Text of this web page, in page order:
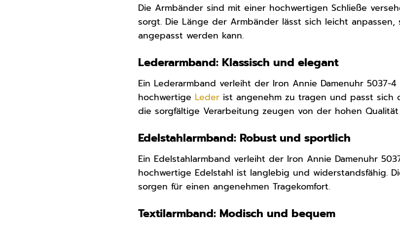
Die Armbänder sind mit einer hochwertigen Schließe
sorgt. Die Länge der Armbänder lässt sich leicht
angepasst werden kann.
Lederarmband: Klassisch und elegant
Ein Lederarmband verleiht der Iron Annie Damenuhr 5037-
hochwertige Leder ist angenehm zu tragen und passt sich
die sorgfältige Verarbeitung zeugen von der hohen
Edelstahlarmband: Robust und sportlich
Ein Edelstahlarmband verleiht der Iron Annie Damenuhr
hochwertige Edelstahl ist langlebig und widerstandsfähig.
sorgen für einen angenehmen Tragekomfort.
Textilarmband: Modisch und bequem